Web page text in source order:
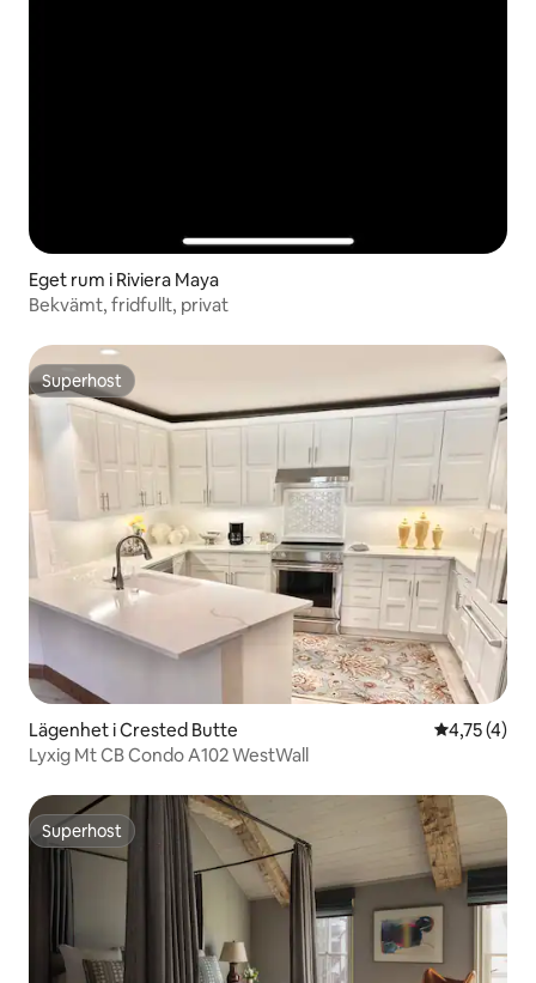
Eget rum i Riviera Maya
Bekvämt, fridfullt, privat
Superhost
Superhost
Lägenhet i Crested Butte 4,75 av 5 i
4,75 (4)
Lyxig Mt CB Condo A102 WestWall
Superhost
Superhost